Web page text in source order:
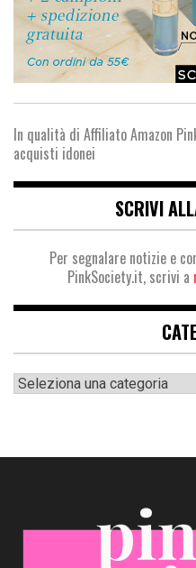
In qualità di Affiliato Amazon
acquisti idonei
SCRIVI
Per segnalare notizie e
PinkSociety.it, scrivi a
Categorie